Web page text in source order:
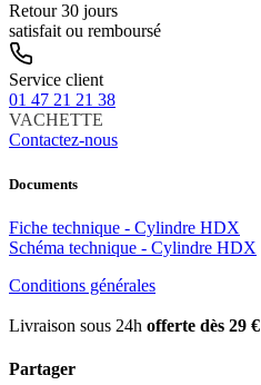
Retour 30 jours
satisfait ou remboursé
Service client
01 47 21 21 38
VACHETTE
Contactez-nous
Documents
Fiche technique - Cylindre HDX
Schéma technique - Cylindre HDX
Conditions générales
Livraison sous 24h offerte dès 29 €
Partager